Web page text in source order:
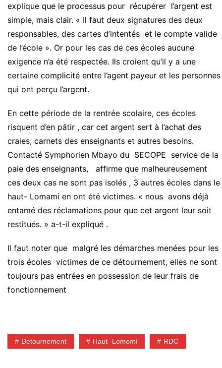
explique que le processus pour récupérer l’argent est
simple, mais clair. « Il faut deux signatures des deux
responsables, des cartes d’intentés et le compte valide
de l’école ». Or pour les cas de ces écoles aucune
exigence n’a été respectée. Ils croient qu’il y a une
certaine complicité entre l’agent payeur et les personnes
qui ont perçu l’argent.
En cette période de la rentrée scolaire, ces écoles
risquent d’en pâtir , car cet argent sert à l’achat des
craies, carnets des enseignants et autres besoins.
Contacté Symphorien Mbayo du SECOPE service de la
paie des enseignants, affirme que malheureusement
ces deux cas ne sont pas isolés , 3 autres écoles dans le
haut- Lomami en ont été victimes. « nous avons déjà
entamé des réclamations pour que cet argent leur soit
restitués. » a-t-il expliqué .
Il faut noter que malgré les démarches menées pour les
trois écoles victimes de ce détournement, elles ne sont
toujours pas entrées en possession de leur frais de
fonctionnement
Detournement Haut- Lomomi RDC